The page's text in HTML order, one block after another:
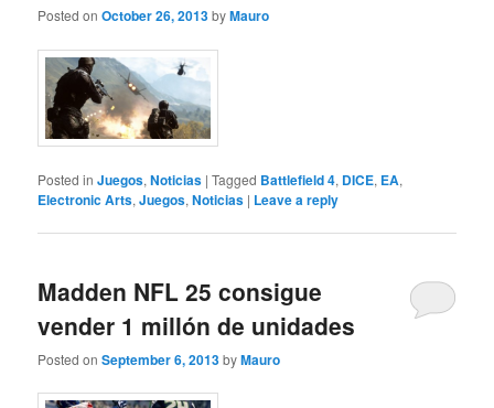
Posted onOctober 26, 2013byMauro
Posted in Juegos,Noticias |Tagged Battlefield 4, DICE, EA,
Electronic Arts,Juegos,Noticias | Leave a reply
Madden NFL 25 consigue
vender 1 millón de unidades
Posted onSeptember 6, 2013byMauro